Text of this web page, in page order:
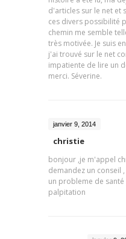
d'articles sur le net et
ces divers possibilité
chemin me semble
très motivée. Je suis
j'ai trouvé sur le net
impatiente de lire un
merci. Séverine.
janvier 9, 2014
christie
bonjour ,je m'appel
demandez un conseil
un probleme de
palpitation